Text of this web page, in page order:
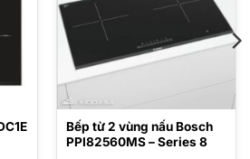
Bếp từ 2 vùng nấu Bosch
PPI82560MS – Series 8